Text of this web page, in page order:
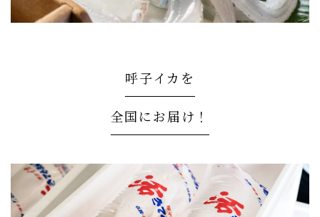
呼子イカを
全国にお届け！